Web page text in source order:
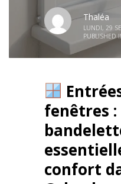
Thaléa
LUNDI, 29
PUBLISHED
fenêtres
confort